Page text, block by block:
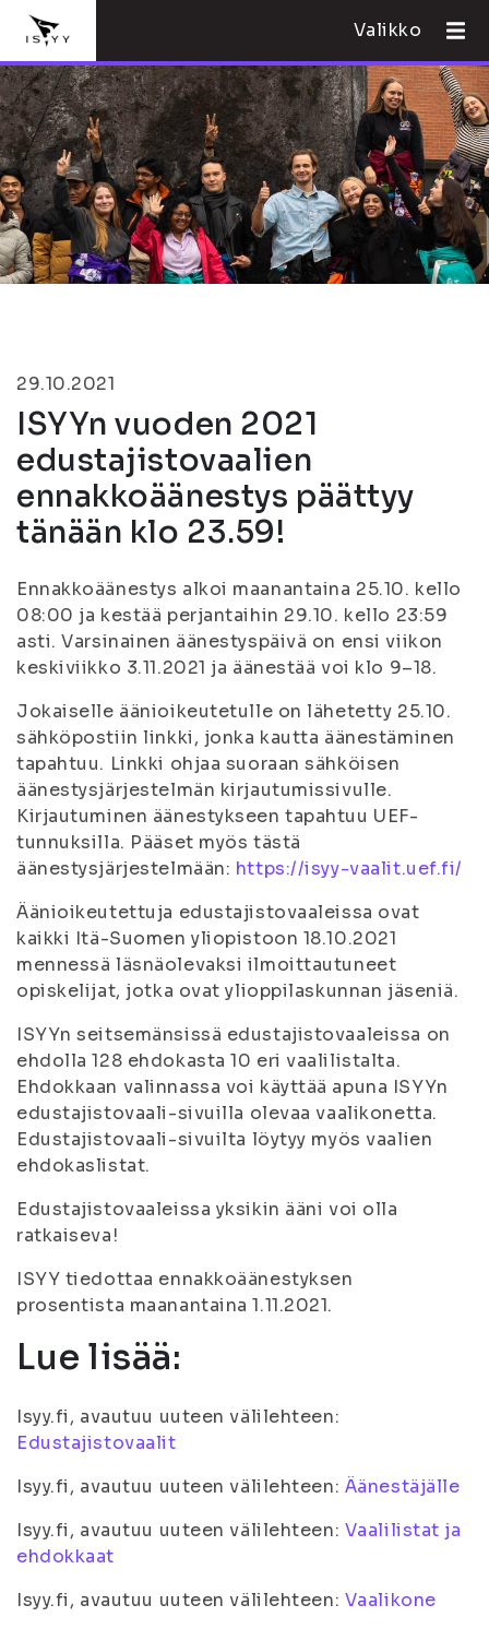
Valikko
29.10.2021
ISYYn vuoden 2021
edustajistovaalien
ennakkoäänestys päättyy
tänään klo 23.59!
Ennakkoäänestys alkoi maanantaina 25.10. kello
08:00 ja kestää perjantaihin 29.10. kello 23:59
asti. Varsinainen äänestyspäivä on ensi viikon
keskiviikko 3.11.2021 ja äänestää voi klo 9–18.
Jokaiselle äänioikeutetulle on lähetetty 25.10.
sähköpostiin linkki, jonka kautta äänestäminen
tapahtuu. Linkki ohjaa suoraan sähköisen
äänestysjärjestelmän kirjautumissivulle.
Kirjautuminen äänestykseen tapahtuu UEF-
tunnuksilla. Pääset myös tästä
äänestysjärjestelmään: https://isyy-vaalit.uef.fi/
Äänioikeutettuja edustajistovaaleissa ovat
kaikki Itä-Suomen yliopistoon 18.10.2021
mennessä läsnäolevaksi ilmoittautuneet
opiskelijat, jotka ovat ylioppilaskunnan jäseniä.
ISYYn seitsemänsissä edustajistovaaleissa on
ehdolla 128 ehdokasta 10 eri vaalilistalta.
Ehdokkaan valinnassa voi käyttää apuna ISYYn
edustajistovaali-sivuilla olevaa vaalikonetta.
Edustajistovaali-sivuilta löytyy myös vaalien
ehdokaslistat.
Edustajistovaaleissa yksikin ääni voi olla
ratkaiseva!
ISYY tiedottaa ennakkoäänestyksen
prosentista maanantaina 1.11.2021.
Lue lisää:
Isyy.fi, avautuu uuteen välilehteen:
Edustajistovaalit
Isyy.fi, avautuu uuteen välilehteen: Äänestäjälle
Isyy.fi, avautuu uuteen välilehteen: Vaalilistat ja
ehdokkaat
Isyy.fi, avautuu uuteen välilehteen: Vaalikone